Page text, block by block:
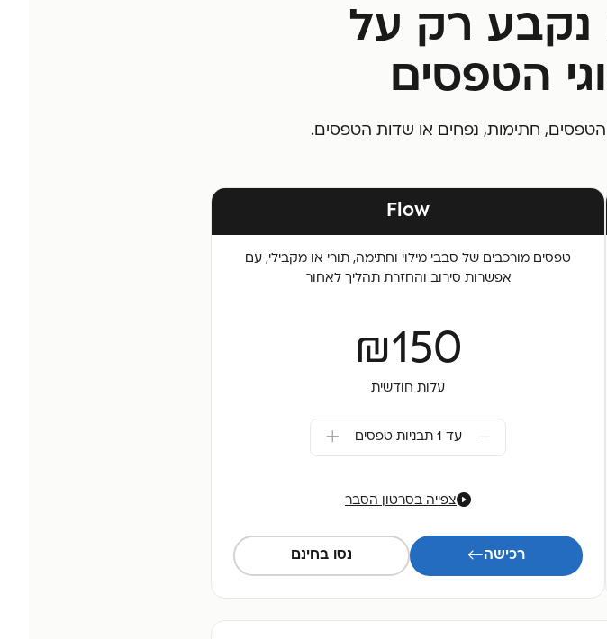
נקבע רק על
הטפסים
חתימות, נפחים או שדות הטפסים.
Flow
טפסים מורכבים של סבבי מילוי וחתימה, תורי או מקבילי, עם
אפשרות סירוב והחזרת תהליך לאחור
₪150
עלות חודשית
עד 1 תבניות טפסים
צפייה בסרטון הסבר
רכישה נסו בחינם